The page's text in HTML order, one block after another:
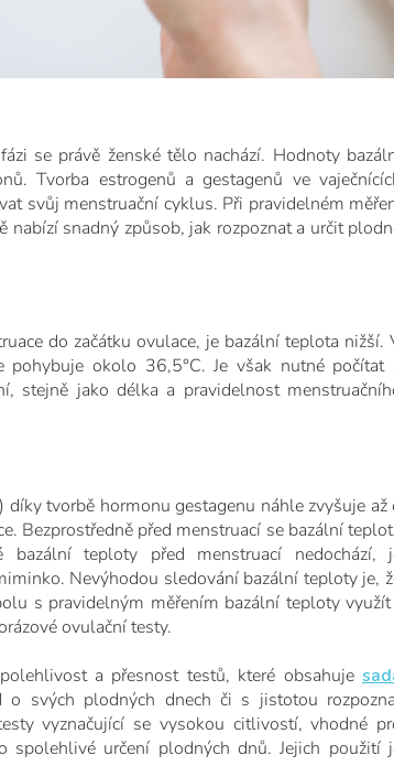
se právě ženské tělo nachází. Hodnoty
Tvorba estrogenů a gestagenů ve
svůj menstruační cyklus. Při pravidelném
nabízí snadný způsob, jak rozpoznat a určit
do začátku ovulace, je bazální teplota nižší.
okolo 36,5°C. Je však nutné počítat
stejně jako délka a pravidelnost
tvorbě hormonu gestagenu náhle zvyšuje až
Bezprostředně před menstruací se bazální
teploty před menstruací nedochází,
Nevýhodou sledování bazální teploty je,
s pravidelným měřením bazální teploty
ovulační testy.
a přesnost testů, které obsahuje
o svých plodných dnech či s jistotou
vyznačující se vysokou citlivostí, vhodné
určení plodných dnů. Jejich použití